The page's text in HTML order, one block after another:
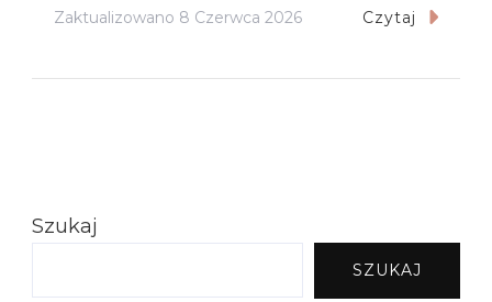
Zaktualizowano 8 Czerwca 2026 Czytaj
Szukaj
SZUKAJ